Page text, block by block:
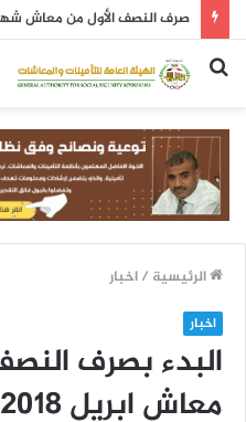
صرف النصف الأول من معاش شهر اكتوبر 2021م
بحث
الرئيسية /اخبار
اخبار
البدء بصرف